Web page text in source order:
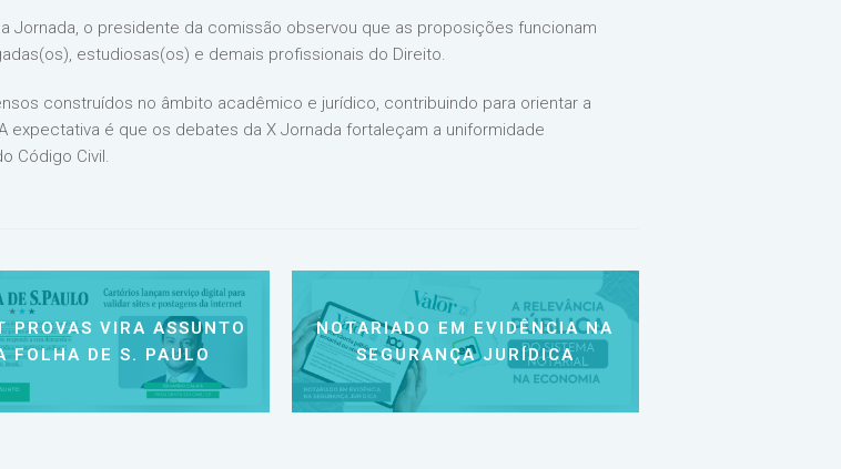
Jornada, o presidente da comissão observou que as proposições funcionam
estudiosas(os) e demais profissionais do Direito.
construídos no âmbito acadêmico e jurídico, contribuindo para orientar a
expectativa é que os debates da X Jornada fortaleçam a uniformidade
Código Civil.
PROVAS VIRA ASSUNTO
FOLHA DE S. PAULO
NOTARIADO EM EVIDÊNCIA NA
SEGURANÇA JURÍDICA